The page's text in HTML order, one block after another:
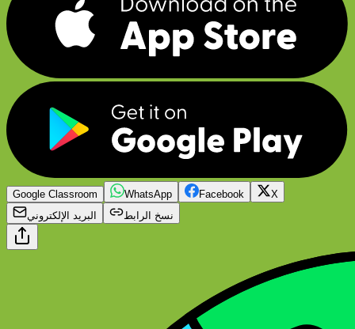
Google Classroom WhatsApp Facebook
X
البريد الإلكتروني
نسخ الرابط